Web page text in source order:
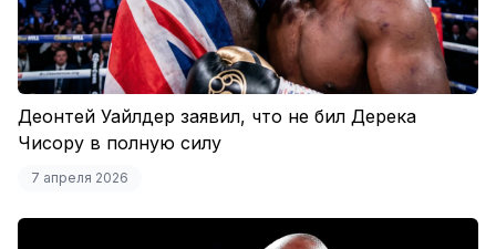
Деонтей Уайлдер заявил, что не бил Дерека
Чисору в полную силу
7 апреля 2026